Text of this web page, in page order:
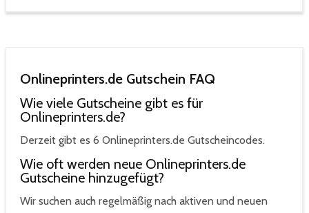
Onlineprinters.de Gutschein FAQ
Wie viele Gutscheine gibt es für
Onlineprinters.de?
Derzeit gibt es 6 Onlineprinters.de Gutscheincodes.
Wie oft werden neue Onlineprinters.de
Gutscheine hinzugefügt?
Wir suchen auch regelmäßig nach aktiven und neuen